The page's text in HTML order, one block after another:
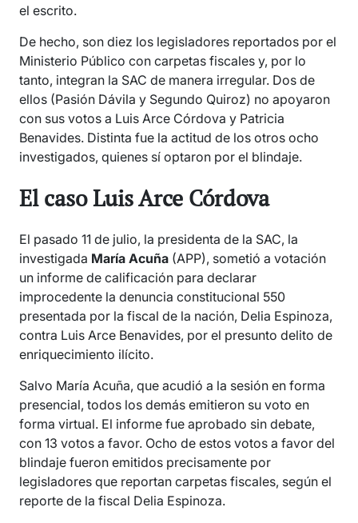
el escrito.
De hecho, son diez los legisladores reportados por el
Ministerio Público con carpetas fiscales y, por lo
tanto, integran la SAC de manera irregular. Dos de
ellos (Pasión Dávila y Segundo Quiroz) no apoyaron
con sus votos a Luis Arce Córdova y Patricia
Benavides. Distinta fue la actitud de los otros ocho
investigados, quienes sí optaron por el blindaje.
El caso Luis Arce Córdova
El pasado 11 de julio, la presidenta de la SAC, la
investigada María Acuña (APP), sometió a votación
un informe de calificación para declarar
improcedente la denuncia constitucional 550
presentada por la fiscal de la nación, Delia Espinoza,
contra Luis Arce Benavides, por el presunto delito de
enriquecimiento ilícito.
Salvo María Acuña, que acudió a la sesión en forma
presencial, todos los demás emitieron su voto en
forma virtual. El informe fue aprobado sin debate,
con 13 votos a favor. Ocho de estos votos a favor del
blindaje fueron emitidos precisamente por
legisladores que reportan carpetas fiscales, según el
reporte de la fiscal Delia Espinoza.